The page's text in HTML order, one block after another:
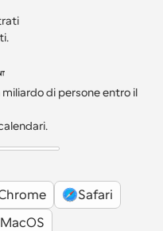
di persone entro il
Safari
MacOS